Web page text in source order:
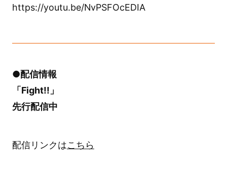
https://youtu.be/NvPSFOcEDIA
●配信情報
「Fight!!」
先行配信中
配信リンクはこちら